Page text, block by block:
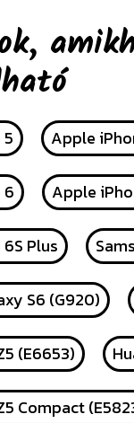
Apple
6 Apple
Plus
S6 (G920)
(E6653)
Compact